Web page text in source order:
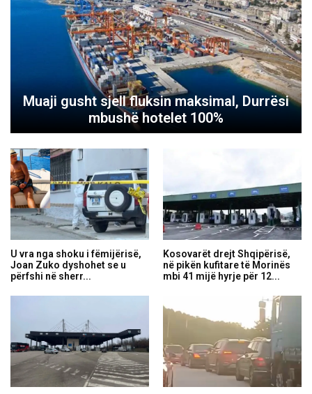
Muaji gusht sjell fluksin maksimal, Durrësi
mbushë hotelet 100%
U vra nga shoku i fëmijërisë,
Joan Zuko dyshohet se u
përfshi në sherr...
Kosovarët drejt Shqipërisë,
në pikën kufitare të Morinës
mbi 41 mijë hyrje për 12...